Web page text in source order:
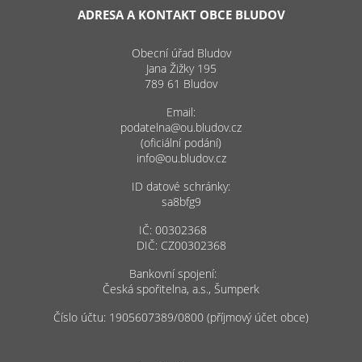
ADRESA A KONTAKT OBCE BLUDOV
Obecní úřad Bludov
Jana Žižky 195
789 61 Bludov
Email:
podatelna@ou.bludov.cz
(oficiální podání)
info@ou.bludov.cz
ID datové schránky:
sa8bfg9
IČ: 00302368
DIČ: CZ00302368
Bankovní spojení:
Česká spořitelna, a.s., Šumperk
Číslo účtu: 1905607389/0800 (příjmový účet obce)